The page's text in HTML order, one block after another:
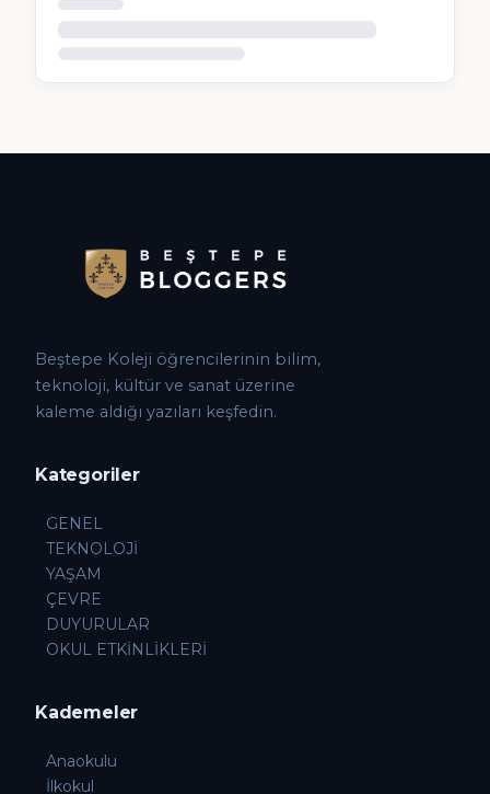
Beştepe Koleji öğrencilerinin bilim,
teknoloji, kültür ve sanat üzerine
kaleme aldığı yazıları keşfedin.
Kategoriler
GENEL
TEKNOLOJİ
YAŞAM
ÇEVRE
DUYURULAR
OKUL ETKİNLİKLERİ
Kademeler
Anaokulu
İlkokul